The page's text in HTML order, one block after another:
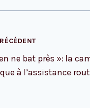
ne bat près »: la
à l’assistance